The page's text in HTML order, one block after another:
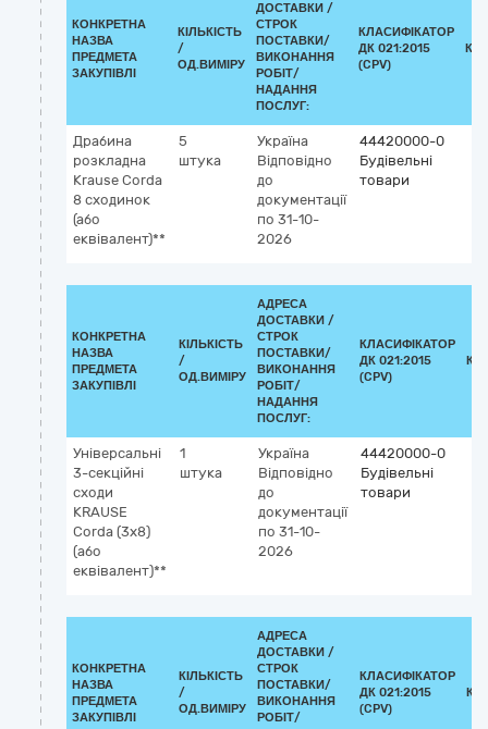
КОНКРЕТНА
НАЗВА
ПРЕДМЕТА
ЗАКУПІВЛІ
КІЛЬКІСТЬ
/
ОД.ВИМІРУ
ДОСТАВКИ /
СТРОК
ПОСТАВКИ/
ВИКОНАННЯ
РОБІТ/
НАДАННЯ
ПОСЛУГ:
КЛАСИФІКАТОР
ДК 021:2015
(CPV)
Драбина
розкладна
Krause Corda
8 сходинок
(або
еквівалент)**
5
штука
Україна
Відповідно
до
документації
по 31-10-
2026
44420000-0
Будівельні
товари
КОНКРЕТНА
НАЗВА
ПРЕДМЕТА
ЗАКУПІВЛІ
КІЛЬКІСТЬ
/
ОД.ВИМІРУ
АДРЕСА
ДОСТАВКИ /
СТРОК
ПОСТАВКИ/
ВИКОНАННЯ
РОБІТ/
НАДАННЯ
ПОСЛУГ:
КЛАСИФІКАТОР
ДК 021:2015
(CPV)
Універсальні
3-секційні
сходи
KRAUSE
Corda (3х8)
(або
еквівалент)**
1
штука
Україна
Відповідно
до
документації
по 31-10-
2026
44420000-0
Будівельні
товари
КОНКРЕТНА
НАЗВА
ПРЕДМЕТА
ЗАКУПІВЛІ
КІЛЬКІСТЬ
/
ОД.ВИМІРУ
АДРЕСА
ДОСТАВКИ /
СТРОК
ПОСТАВКИ/
ВИКОНАННЯ
РОБІТ/
КЛАСИФІКАТОР
ДК 021:2015
(CPV)